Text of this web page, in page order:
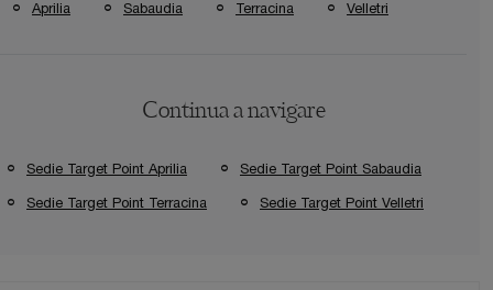
Aprilia Sabaudia Terracina Velletri
Continua a navigare
Sedie Target Point Aprilia Sedie Target Point Sabaudia
Sedie Target Point Terracina Sedie Target Point Velletri